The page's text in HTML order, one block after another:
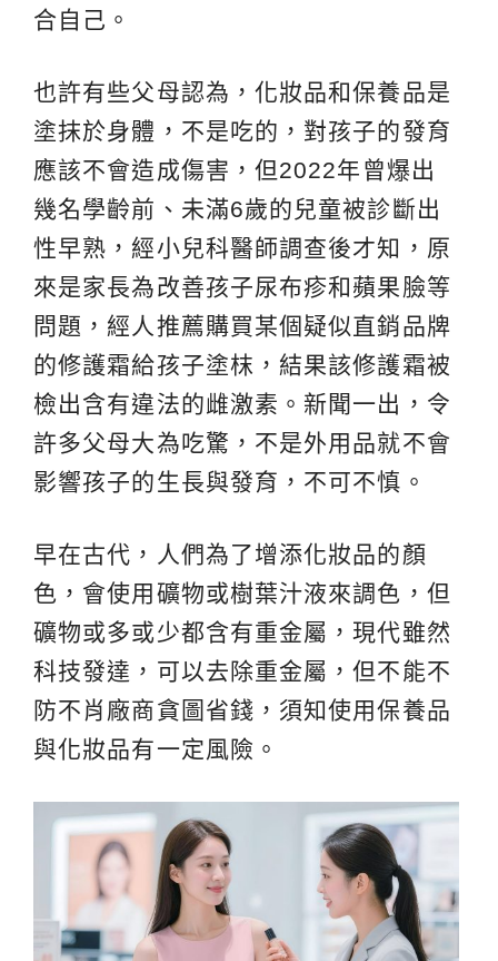
合自己。
也許有些父母認為，化妝品和保養品是
塗抹於身體，不是吃的，對孩子的發育
應該不會造成傷害，但2022年曾爆出
幾名學齡前、未滿6歲的兒童被診斷出
性早熟，經小兒科醫師調查後才知，原
來是家長為改善孩子尿布疹和蘋果臉等
問題，經人推薦購買某個疑似直銷品牌
的修護霜給孩子塗枺，結果該修護霜被
檢出含有違法的雌激素。新聞一出，令
許多父母大為吃驚，不是外用品就不會
影響孩子的生長與發育，不可不慎。
早在古代，人們為了增添化妝品的顏
色，會使用礦物或樹葉汁液來調色，但
礦物或多或少都含有重金屬，現代雖然
科技發達，可以去除重金屬，但不能不
防不肖廠商貪圖省錢，須知使用保養品
與化妝品有一定風險。